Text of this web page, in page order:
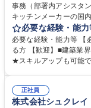
事務（部署内アシスタント）】■安
キッチンメーカーの国
署内の事務業務全般を
ため、スキルアップも可能です。 【部署内の事務
仕分け・整理 ■電話応
類を取りまとめて経理
インテリア事務（部署
必要な経験・能力
必要な経験・能力等 【
る方 【歓迎】■建築業
★スキルアップも可能です★ 【働く環境】日々の業務を通じ
ームとの協力や新しい
働けます。 【歓迎】 ■
正社員
株式会社シュクレイ